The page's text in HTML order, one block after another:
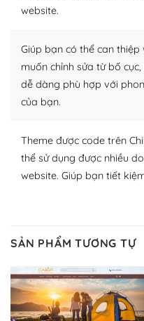
Nhờ lượng người dùng
thích chọn lựa plugin và
lập website của mình.
WordPress đa dạng
Với mọi Hosting bất kỳ
dàng thiết lập vì thực tế
trang web WordPress của
Dễ dàng lựa chọn
– Bảo mật cực tốt
website.
Giúp bạn có thể can
muốn chỉnh sửa từ bố
dễ dàng phù hợp với
của bạn.
Theme được code trên
thể sử dụng được nhiều
website. Giúp bạn tiết
SẢN PHẨM TƯƠNG TỰ